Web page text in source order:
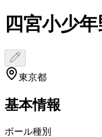
四宮小少
東京都
基本情報
ボール種別